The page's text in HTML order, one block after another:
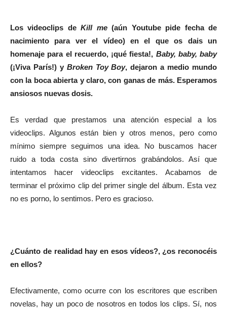
Los videoclips deKill me(aún Youtube pide fecha de
nacimiento para ver el vídeo) en el que os dais un
homenaje para el recuerdo, ¡qué fiesta!, Baby, baby, baby
(¡Viva París!) y Broken Toy Boy, dejaron a medio mundo
con la boca abierta y claro, con ganas de más. Esperamos
ansiosos nuevas dosis.
Es verdad que prestamos una atención especial a los
videoclips. Algunos están bien y otros menos, pero como
mínimo siempre seguimos una idea. No buscamos hacer
ruido a toda costa sino divertirnos grabándolos. Así que
intentamos hacer videoclips excitantes. Acabamos de
terminar el próximo clip del primer single del álbum. Esta vez
no es porno, lo sentimos. Pero es gracioso.
¿Cuánto de realidad hay en esos vídeos?, ¿os reconocéis
en ellos?
Efectivamente, como ocurre con los escritores que escriben
novelas, hay un poco de nosotros en todos los clips. Sí, nos